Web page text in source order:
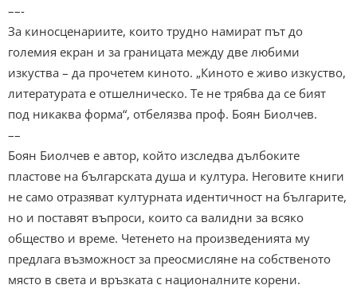
––-
За киносценариите, които трудно намират път до
големия екран и за границата между две любими
изкуства – да прочетем киното. „Киното е живо изкуство,
литературата е отшелническо. Те не трябва да се бият
под никаква форма“, отбелязва проф. Боян Биолчев.
––
Боян Биолчев е автор, който изследва дълбоките
пластове на българската душа и култура. Неговите книги
не само отразяват културната идентичност на българите,
но и поставят въпроси, които са валидни за всяко
общество и време. Четенето на произведенията му
предлага възможност за преосмисляне на собственото
място в света и връзката с националните корени.